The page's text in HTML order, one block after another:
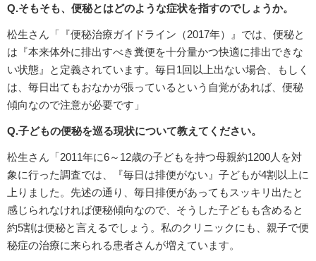
Q.そもそも、便秘とはどのような症状を指すのでしょうか。
松生さん「『便秘治療ガイドライン（2017年）』では、便秘と
は『本来体外に排出すべき糞便を十分量かつ快適に排出できな
い状態』と定義されています。毎日1回以上出ない場合、もしく
は、毎日出てもおなかが張っているという自覚があれば、便秘
傾向なので注意が必要です」
Q.子どもの便秘を巡る現状について教えてください。
松生さん「2011年に6～12歳の子どもを持つ母親約1200人を対
象に行った調査では、『毎日は排便がない』子どもが4割以上に
上りました。先述の通り、毎日排便があってもスッキリ出たと
感じられなければ便秘傾向なので、そうした子どもも含めると
約5割は便秘と言えるでしょう。私のクリニックにも、親子で便
秘症の治療に来られる患者さんが増えています。